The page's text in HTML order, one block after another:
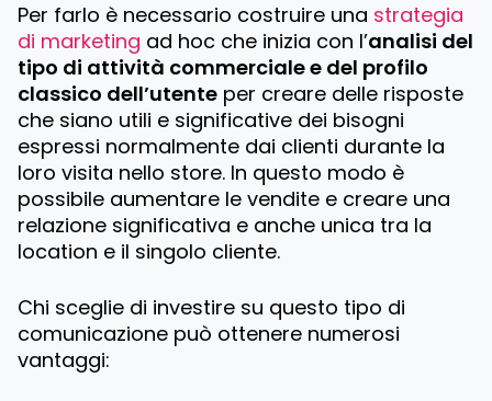
Per farlo è necessario costruire una strategia
di marketing ad hoc che inizia con l’analisi del
tipo di attività commerciale e del profilo
classico dell’utente per creare delle risposte
che siano utili e significative dei bisogni
espressi normalmente dai clienti durante la
loro visita nello store. In questo modo è
possibile aumentare le vendite e creare una
relazione significativa e anche unica tra la
location e il singolo cliente.
Chi sceglie di investire su questo tipo di
comunicazione può ottenere numerosi
vantaggi: